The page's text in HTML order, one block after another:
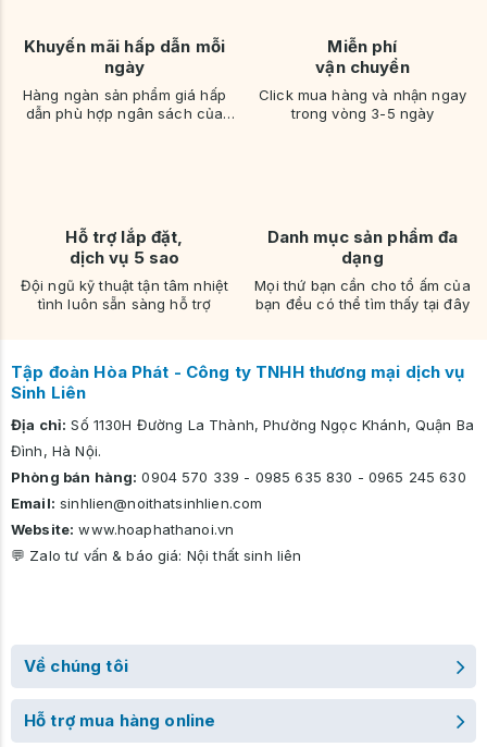
Khuyến mãi hấp dẫn mỗi
ngày
Hàng ngàn sản phẩm giá hấp
dẫn phù hợp ngân sách của
Miễn phí
vận chuyển
Click mua hàng và nhận ngay
trong vòng 3-5 ngày
Hỗ trợ lắp đặt,
dịch vụ 5 sao
Đội ngũ kỹ thuật tận tâm nhiệt
tình luôn sẵn sàng hỗ trợ
Danh mục sản phẩm đa
dạng
Mọi thứ bạn cần cho tổ ấm của
bạn đều có thể tìm thấy tại đây
Tập đoàn Hòa Phát - Công ty TNHH thương mại dịch vụ
Sinh Liên
Địa chỉ: Số 1130H Đường La Thành, Phường Ngọc Khánh, Quận Ba
Đình, Hà Nội.
Phòng bán hàng: 0904 570 339 - 0985 635 830 - 0965 245 630
Email: sinhlien@noithatsinhlien.com
Website: www.hoaphathanoi.vn
💬 Zalo tư vấn & báo giá: Nội thất sinh liên
Về chúng tôi
Hỗ trợ mua hàng online